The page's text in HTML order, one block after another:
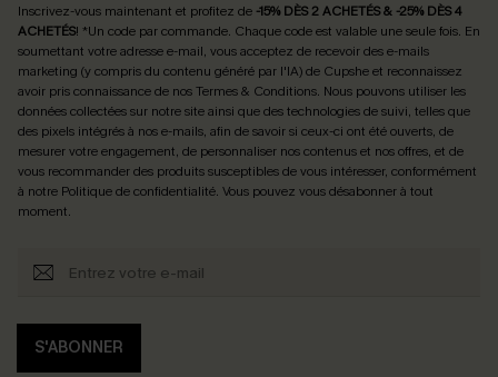
Inscrivez-vous maintenant et profitez de -15% DÈS 2 ACHETÉS & -25% DÈS 4
ACHETÉS! *Un code par commande. Chaque code est valable une seule fois. En
soumettant votre adresse e-mail, vous acceptez de recevoir des e-mails
marketing (y compris du contenu généré par l'IA) de Cupshe et reconnaissez
avoir pris connaissance de nosTermes & Conditions. Nous pouvons utiliser les
données collectées sur notre site ainsi que des technologies de suivi, telles que
des pixels intégrés à nos e-mails, afin de savoir si ceux-ci ont été ouverts, de
mesurer votre engagement, de personnaliser nos contenus et nos offres, et de
vous recommander des produits susceptibles de vous intéresser, conformément
à notre Politique de confidentialité. Vous pouvez vous désabonner à tout
moment.
S'ABONNER